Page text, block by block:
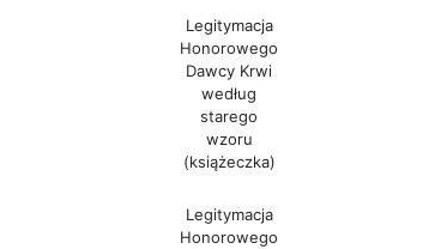
Legitymacja
Honorowego
Dawcy Krwi
według
starego
wzoru
(książeczka)
Legitymacja
Honorowego